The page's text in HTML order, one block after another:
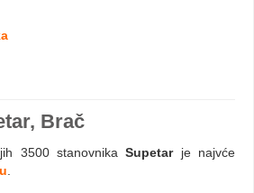
Brač
3500 stanovnikaSupetar je najvće